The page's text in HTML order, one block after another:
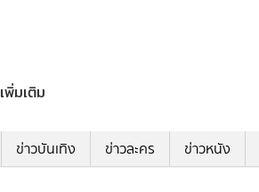
เพิ่มเติม
ข่าวบันเทิง ข่าวละคร ข่าวหนัง